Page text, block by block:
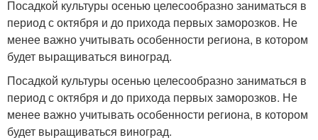
Посадкой культуры осенью целесообразно заниматься в
период с октября и до прихода первых заморозков. Не
менее важно учитывать особенности региона, в котором
будет выращиваться виноград.
Посадкой культуры осенью целесообразно заниматься в
период с октября и до прихода первых заморозков. Не
менее важно учитывать особенности региона, в котором
будет выращиваться виноград.